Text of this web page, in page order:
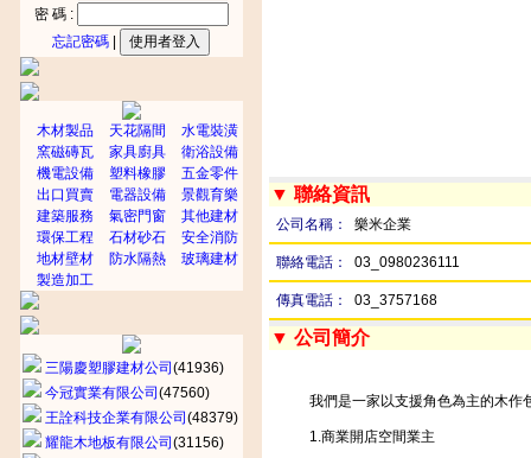
密 碼 :
忘記密碼
木材製品 天花隔間
水電裝潢
窯磁磚瓦
家具廚具
衛浴設備
機電設備
塑料橡膠
五金零件
出口買賣
電器設備
景觀育樂
建築服務
氣密門窗
其他建材
環保工程
石材砂石
安全消防
地材壁材
防水隔熱
玻璃建材
製造加工
三陽慶塑膠建材公司 (41936)
今冠實業有限公司 (47560)
王詮科技企業有限公司 (48379)
耀龍木地板有限公司 (31156)
▼ 聯絡資訊
公司名稱： 樂米企業
聯絡電話： 03_0980236111
傳真電話： 03_3757168
▼ 公司簡介
我們是一家以支援角色為主的木作
1.商業開店空間業主